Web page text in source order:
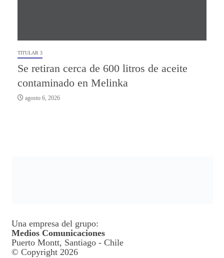
TITULAR 3
Se retiran cerca de 600 litros de aceite
contaminado en Melinka
agosto 6, 2026
Una empresa del grupo:
Medios Comunicaciones
Puerto Montt, Santiago - Chile
© Copyright 2026